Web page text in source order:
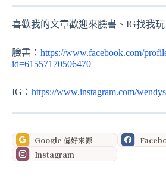
喜歡我的文章歡迎來臉書、IG找我玩
臉書： https://www.facebook.com/
id=61557170506470
IG： https://www.instagram.com/
Google 偏好來源
Instagram